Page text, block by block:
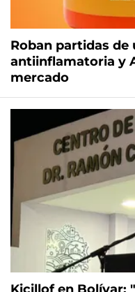
Roban partidas
antiinflamatoria y
mercado